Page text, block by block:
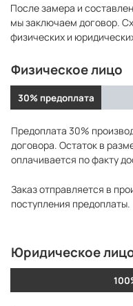
После замера и
мы заключаем договор.
физических и
Физическое лицо
30% предоплата
Предоплата 30%
договора. Остаток в
оплачивается по факту
Заказ отправляется в
поступления предоплаты.
Юридическое